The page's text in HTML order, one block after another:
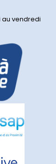
au vendredi